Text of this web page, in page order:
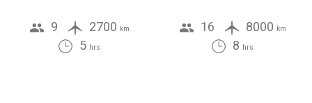
9 2700 km
5 hrs
16 8000 km
8 hrs